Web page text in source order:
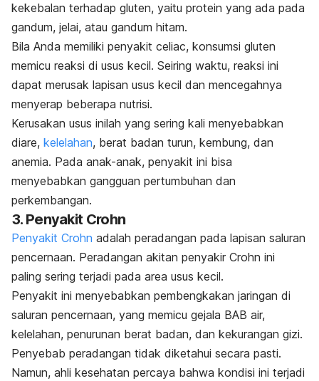
kekebalan terhadap gluten, yaitu protein yang ada pada
gandum, jelai, atau gandum hitam.
Bila Anda memiliki penyakit celiac, konsumsi gluten
memicu reaksi di usus kecil. Seiring waktu, reaksi ini
dapat merusak lapisan usus kecil dan mencegahnya
menyerap beberapa nutrisi.
Kerusakan usus inilah yang sering kali menyebabkan
diare, kelelahan, berat badan turun, kembung, dan
anemia. Pada anak-anak, penyakit ini bisa
menyebabkan gangguan pertumbuhan dan
perkembangan.
3. Penyakit Crohn
Penyakit Crohn adalah peradangan pada lapisan saluran
pencernaan. Peradangan akitan penyakir Crohn ini
paling sering terjadi pada area usus kecil.
Penyakit ini menyebabkan pembengkakan jaringan di
saluran pencernaan, yang memicu gejala BAB air,
kelelahan, penurunan berat badan, dan kekurangan gizi.
Penyebab peradangan tidak diketahui secara pasti.
Namun, ahli kesehatan percaya bahwa kondisi ini terjadi